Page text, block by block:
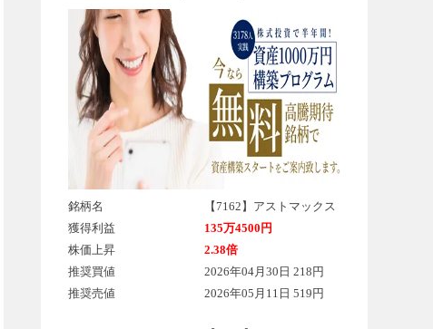
銘柄名
【7162】アストマックス
獲得利益
135万4500円
株価上昇
2.38倍
推奨買値
2026年04月30日 218円
推奨売値
2026年05月11日 519円